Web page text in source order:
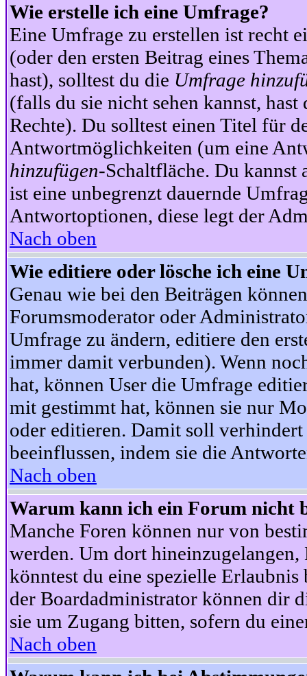
Wie erstelle ich eine Umfrage?
Eine Umfrage zu erstellen ist recht
(oder den ersten Beitrag eines
hast), solltest du die Umfrage
(falls du sie nicht sehen kannst,
Rechte). Du solltest einen Titel für
Antwortmöglichkeiten (um eine
hinzufügen-Schaltfläche. Du
ist eine unbegrenzt dauernde
Antwortoptionen, diese legt der
Nach oben
Wie editiere oder lösche ich eine
Genau wie bei den Beiträgen
Forumsmoderator oder
Umfrage zu ändern, editiere den
immer damit verbunden). Wenn
hat, können User die Umfrage
mit gestimmt hat, können sie nur
oder editieren. Damit soll
beeinflussen, indem sie die
Nach oben
Warum kann ich ein Forum nicht
Manche Foren können nur von
werden. Um dort hineinzugelangen,
könntest du eine spezielle
der Boardadministrator können dir
sie um Zugang bitten, sofern du
Nach oben